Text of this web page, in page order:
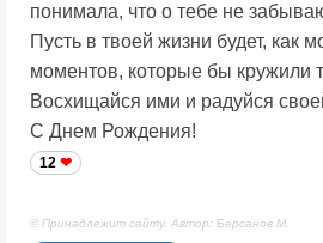
понимала, что о тебе не
Пусть в твоей жизни будет, как
моментов, которые бы кружили
Восхищайся ими и радуйся
С Днем Рождения!
12
© Принадлежит сайту. Автор: Берсанов М.